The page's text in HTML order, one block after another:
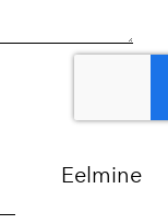
Eelmine